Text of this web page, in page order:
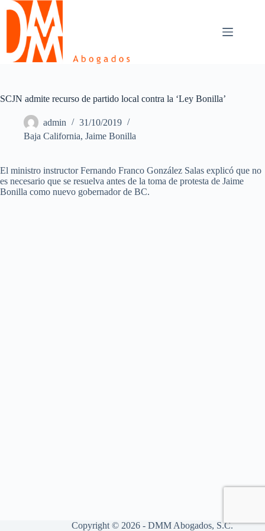
Skip
content
SCJN admite recurso de partido local contra la ‘Ley Bonilla’
admin
31/10/2019
Baja California, Jaime Bonilla
El ministro instructor Fernando Franco González Salas explicó que no
es necesario que se resuelva antes de la toma de protesta de Jaime
Bonilla como nuevo gobernador de BC.
Copyright © 2026 - DMM Abogados, S.C.